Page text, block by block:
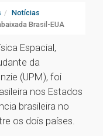
Notícias
Brasil-EUA
Espacial,
da
(UPM), foi
nos Estados
brasileira no
os dois países.